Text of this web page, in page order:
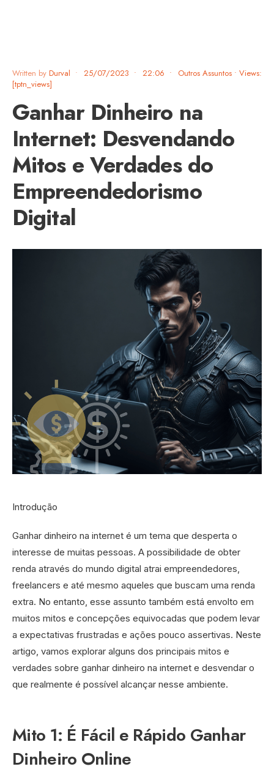
Written by Durval • 25/07/2023 • 22:06 • Outros Assuntos • Views:
[tptn_views]
Ganhar Dinheiro na
Internet: Desvendando
Mitos e Verdades do
Empreendedorismo
Digital
Introdução
Ganhar dinheiro na internet é um tema que desperta o
interesse de muitas pessoas. A possibilidade de obter
renda através do mundo digital atrai empreendedores,
freelancers e até mesmo aqueles que buscam uma renda
extra. No entanto, esse assunto também está envolto em
muitos mitos e concepções equivocadas que podem levar
a expectativas frustradas e ações pouco assertivas. Neste
artigo, vamos explorar alguns dos principais mitos e
verdades sobre ganhar dinheiro na internet e desvendar o
que realmente é possível alcançar nesse ambiente.
Mito 1: É Fácil e Rápido Ganhar
Dinheiro Online